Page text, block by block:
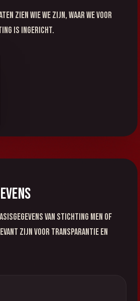
zien wie we zijn, waar we voor
is ingericht.
van Stichting Men of
zijn voor transparantie en